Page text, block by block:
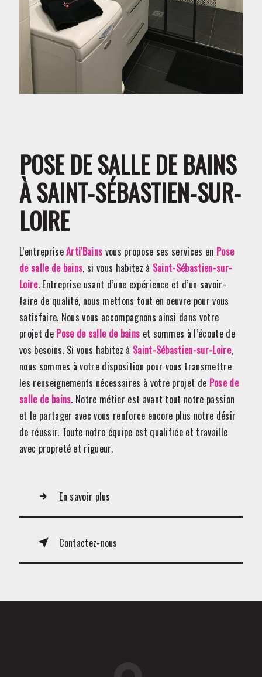
POSE DE SALLE DE BAINS
À SAINT-SÉBASTIEN-SUR-
LOIRE
L’entrepriseArti'Bains vous propose ses services en Pose
de salle de bains, si vous habitez à Saint-Sébastien-sur-
Loire. Entreprise usant d’une expérience et d’un savoir-
faire de qualité, nous mettons tout en oeuvre pour vous
satisfaire. Nous vous accompagnons ainsi dans votre
projet de Pose de salle de bains et sommes à l’écoute de
vos besoins. Si vous habitez à Saint-Sébastien-sur-Loire,
nous sommes à votre disposition pour vous transmettre
les renseignements nécessaires à votre projet de Pose de
salle de bains. Notre métier est avant tout notre passion
et le partager avec vous renforce encore plus notre désir
de réussir. Toute notre équipe est qualifiée et travaille
avec propreté et rigueur.
En savoir plus
Contactez-nous